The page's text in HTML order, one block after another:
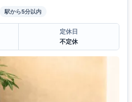
駅から5分以内
定休日
不定休